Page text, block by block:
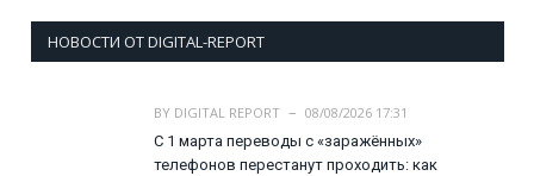
НОВОСТИ ОТ DIGITAL-REPORT
BY DIGITAL REPORT
08/08/2026 17:31
С 1 марта переводы с «заражённых»
телефонов перестанут проходить: как